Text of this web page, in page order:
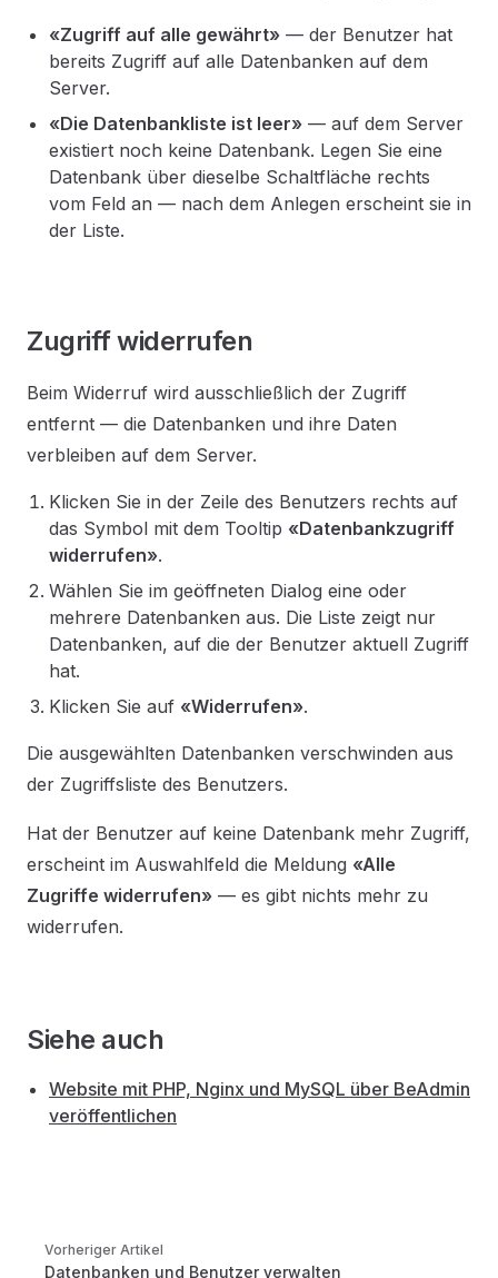
«Zugriff auf alle gewährt» — der Benutzer hat
bereits Zugriff auf alle Datenbanken auf dem
Server.
«Die Datenbankliste ist leer» — auf dem Server
existiert noch keine Datenbank. Legen Sie eine
Datenbank über dieselbe Schaltfläche rechts
vom Feld an — nach dem Anlegen erscheint sie in
der Liste.
Zugriff widerrufen
Beim Widerruf wird ausschließlich der Zugriff
entfernt — die Datenbanken und ihre Daten
verbleiben auf dem Server.
Klicken Sie in der Zeile des Benutzers rechts auf
das Symbol mit dem Tooltip «Datenbankzugriff
widerrufen».
Wählen Sie im geöffneten Dialog eine oder
mehrere Datenbanken aus. Die Liste zeigt nur
Datenbanken, auf die der Benutzer aktuell Zugriff
hat.
Klicken Sie auf «Widerrufen».
Die ausgewählten Datenbanken verschwinden aus
der Zugriffsliste des Benutzers.
Hat der Benutzer auf keine Datenbank mehr Zugriff,
erscheint im Auswahlfeld die Meldung «Alle
Zugriffe widerrufen» — es gibt nichts mehr zu
widerrufen.
Siehe auch
Website mit PHP, Nginx und MySQL über BeAdmin
veröffentlichen
Pager
Vorheriger Artikel
Datenbanken und Benutzer verwalten